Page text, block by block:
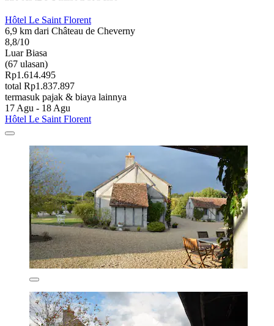
Hôtel Le Saint Florent
6,9 km dari Château de Cheverny
8,8/10
Luar Biasa
(67 ulasan)
Rp1.614.495
total Rp1.837.897
termasuk pajak & biaya lainnya
17 Agu - 18 Agu
Hôtel Le Saint Florent